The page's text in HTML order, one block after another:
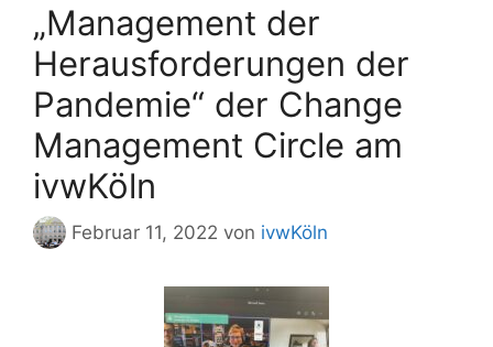
„Management der
Herausforderungen der
Pandemie“ der Change
Management Circle am
ivwKöln
Februar 11, 2022 von ivwKöln